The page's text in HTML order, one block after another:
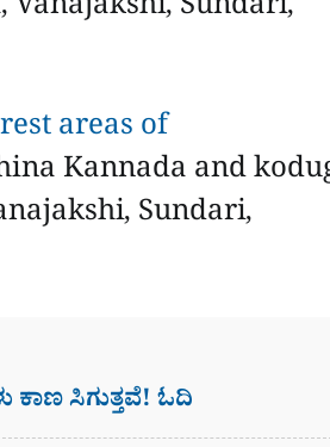
Sundari,
areas of
Kannada and
Sundari,
ಕಾಣ ಸಿಗುತ್ತವೆ! ಓದಿ